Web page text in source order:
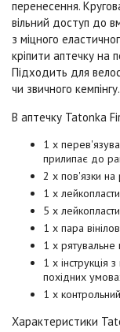
перенесення.
вільний доступ до
з міцного
кріпити аптечку на
Підходить для
чи звичного кемпінгу.
В аптечку Tatonka
1 x
прилипає до
2 x пов'язки на
1 x
5 x
1 x пара
1 x
1 x
похідних
1 x
Характеристики